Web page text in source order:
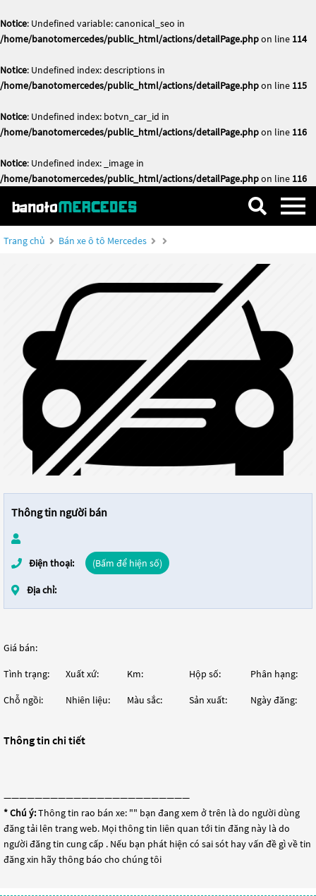
Notice: Undefined variable: canonical_seo in
/home/banotomercedes/public_html/actions/detailPage.phpon line 114
Notice: Undefined index: descriptions in
/home/banotomercedes/public_html/actions/detailPage.phpon line 115
Notice: Undefined index: botvn_car_id in
/home/banotomercedes/public_html/actions/detailPage.phpon line 116
Notice: Undefined index: _image in
/home/banotomercedes/public_html/actions/detailPage.phpon line 116
Trang chủ Bán xe ô tô Mercedes
Thông tin người bán
Điện thoại: (Bấm để hiện số)
Địa chỉ:
Giá bán:
Tình trạng: Xuất xứ: Km: Hộp số: Phân hạng:
Chỗ ngồi: Nhiên liệu: Màu sắc: Sản xuất: Ngày đăng:
Thông tin chi tiết
————————————————————————
* Chú ý:Thông tin rao bán xe: "" bạn đang xem ở trên là do người dùng
đăng tải lên trang web. Mọi thông tin liên quan tới tin đăng này là do
người đăng tin cung cấp . Nếu bạn phát hiện có sai sót hay vấn đề gì về tin
đăng xin hãy thông báo cho chúng tôi